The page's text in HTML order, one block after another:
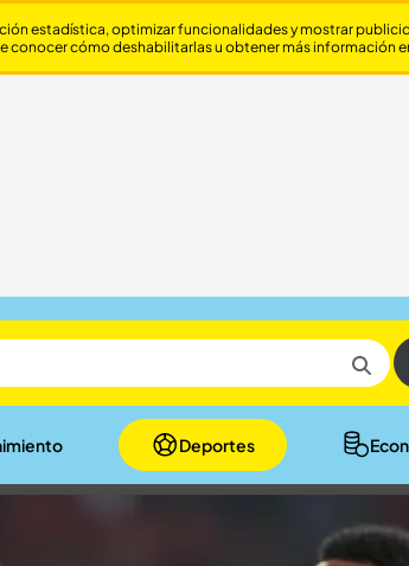
Deportes
estadística, optimizar funcionalidades y mostrar
cómo deshabilitarlas u obtener más información